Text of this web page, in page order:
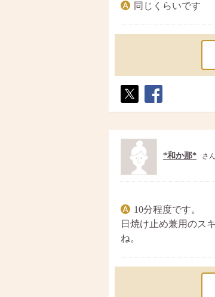
同じくらいです
ト
ア
*和か那* さん
10分程度です。
日焼け止め兼用のス
ね。